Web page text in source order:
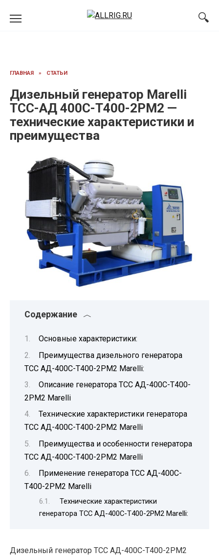
ГЛАВНАЯ » СТАТЬИ
Дизельный генератор Marelli
ТСС-АД 400С-Т400-2РМ2 —
технические характеристики и
преимущества
Содержание
Основные характеристики:
Преимущества дизельного генератора
ТСС АД-400С-Т400-2РМ2 Marelli:
Описание генератора ТСС АД-400С-Т400-
2РМ2 Marelli
Технические характеристики генератора
ТСС АД-400С-Т400-2РМ2 Marelli
Преимущества и особенности генератора
ТСС АД-400С-Т400-2РМ2 Marelli
Применение генератора ТСС АД-400С-
Т400-2РМ2 Marelli
Технические характеристики
генератора ТСС АД-400С-Т400-2РМ2 Marelli:
Дизельный генератор ТСС АД-400С-Т400-2РМ2